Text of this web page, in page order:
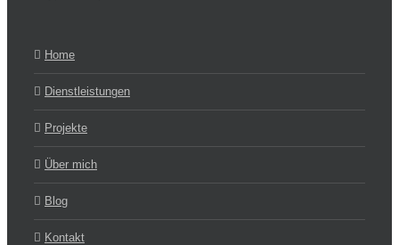
Home
Dienstleistungen
Projekte
Über mich
Blog
Kontakt